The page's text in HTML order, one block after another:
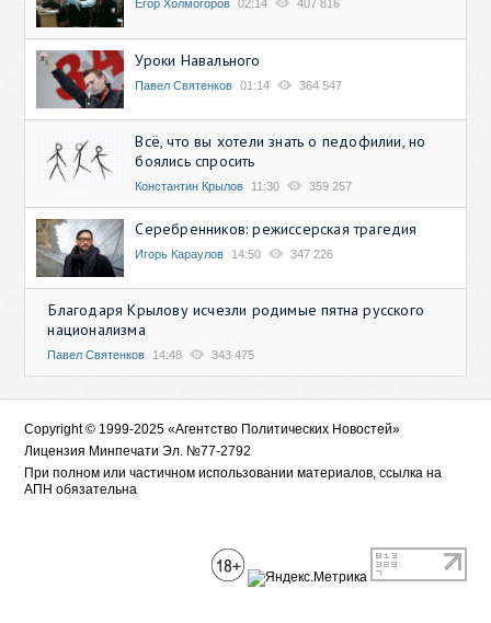
Егор Холмогоров 02:14 407 816
Уроки Навального
Павел Святенков 01:14 364 547
Всё, что вы хотели знать о педофилии, но
боялись спросить
Константин Крылов 11:30 359 257
Серебренников: режиссерская трагедия
Игорь Караулов 14:50 347 226
Благодаря Крылову исчезли родимые пятна русского
национализма
Павел Святенков 14:48 343 475
Copyright © 1999-2025 «Агентство Политических Новостей»
Лицензия Минпечати Эл. №77-2792
При полном или частичном использовании материалов, ссылка на
АПН обязательна